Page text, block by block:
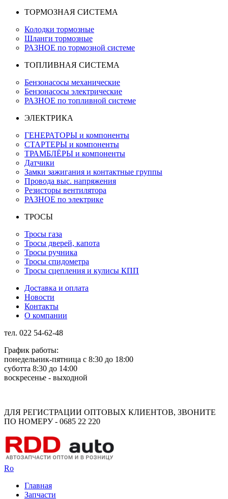
ТОРМОЗНАЯ СИСТЕМА
Колодки тормозные
Шланги тормозные
РАЗНОЕ по тормозной системе
ТОПЛИВНАЯ СИСТЕМА
Бензонасосы механические
Бензонасосы электрические
РАЗНОЕ по топливной системе
ЭЛЕКТРИКА
ГЕНЕРАТОРЫ и компоненты
СТАРТЕРЫ и компоненты
ТРАМБЛЁРЫ и компоненты
Датчики
Замки зажигания и контактные группы
Провода выс. напряжения
Резисторы вентилятора
РАЗНОЕ по электрике
ТРОСЫ
Тросы газа
Тросы дверей, капота
Тросы ручника
Тросы спидометра
Тросы сцепления и кулисы КПП
Доставка и оплата
Новости
Контакты
О компании
тел. 022 54-62-48
График работы:
понедельник-пятница с 8:30 до 18:00
суботта 8:30 до 14:00
воскресенье - выходной
ДЛЯ РЕГИСТРАЦИИ ОПТОВЫХ КЛИЕНТОВ, ЗВОНИТЕ
ПО НОМЕРУ - 0685 22 220
Ro
Главная
Запчасти